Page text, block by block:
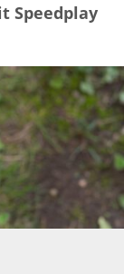
Speedplay